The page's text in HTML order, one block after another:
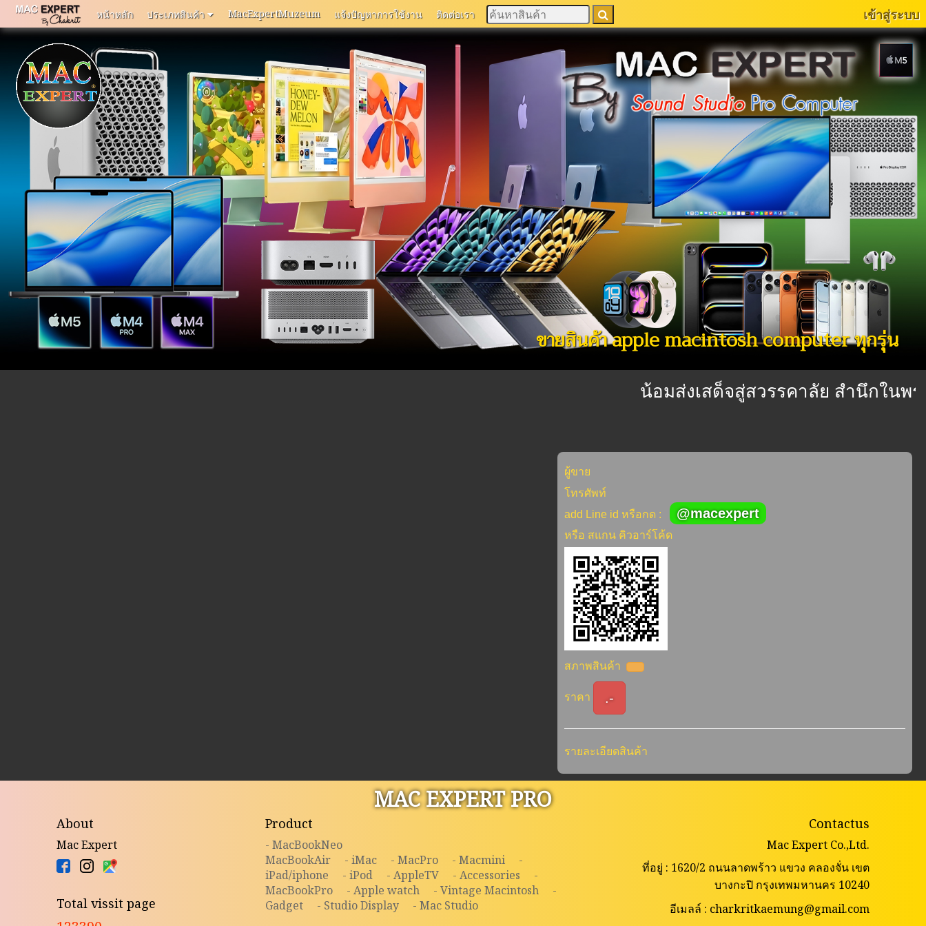
หน้า
หลัก
MacExpertMuzeum
แจ้ง
งาน
เรา
ประเภท
สินค้า
หน้าหลัก ประเภทสินค้า MacExpertMuzeum แจ้งปัญหาการใช้งาน ติดต่อเรา เข้าสู่ระบบ
ขายสินค้า apple macintosh computer ทุกรุ่น
น้อมส่งเสด็จสู่สวรรคาลัย สำนึกในพระ
ผู้ขาย
โทรศัพท์
add Line id หรือกด :
@macexpert
หรือ สแกน คิวอาร์โค้ด
สภาพสินค้า
ราคา .-
รายละเอียดสินค้า
MAC EXPERT PRO
About
Mac Expert
Total vissit page
Product
- MacBookNeo
MacBookAir
- iMac - MacPro - Macmini
-
iPad/iphone
- iPod - AppleTV - Accessories
-
MacBookPro
- Apple watch - Vintage Macintosh
-
Gadget
- Studio Display - Mac Studio
Contactus
Mac Expert Co.,Ltd.
ที่อยู่ : 1620/2 ถนนลาดพร้าว แขวง คลองจั่น เขต
บางกะปิ กรุงเทพมหานคร 10240
อีเมลล์ : charkritkaemung@gmail.com